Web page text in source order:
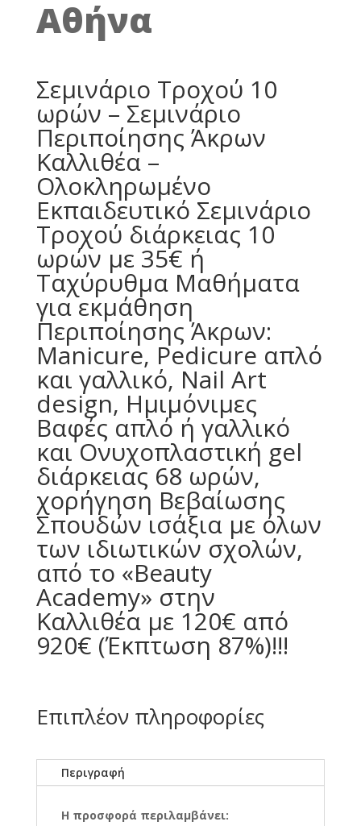
Αθήνα
Σεμινάριο Tροχού 10
ωρών – Σεμινάριο
Περιποίησης Άκρων
Καλλιθέα –
Oλοκληρωμένο
Eκπαιδευτικό Σεμινάριο
Tροχού διάρκειας 10
ωρών με 35€ ή
Ταχύρυθμα Μαθήματα
για εκμάθηση
Περιποίησης Άκρων:
Manicure, Pedicure απλό
και γαλλικό, Nail Art
design, Ημιμόνιμες
Βαφές απλό ή γαλλικό
και Ονυχοπλαστική gel
διάρκειας 68 ωρών,
χορήγηση Βεβαίωσης
Σπουδών ισάξια με όλων
των ιδιωτικών σχολών,
από το «Beauty
Academy» στην
Καλλιθέα με 120€ από
920€ (Έκπτωση 87%)!!!
Επιπλέον πληροφορίες
Περιγραφή
Η προσφορά περιλαμβάνει: